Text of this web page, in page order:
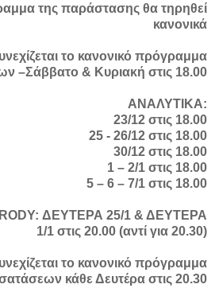
της παράστασης θα τηρηθεί
κανονικά
το κανονικό πρόγραμμα
–Σάββατο & Κυριακή στις 18.00
ΑΝΑΛΥΤΙΚΑ:
23/12 στις 18.00
25 - 26/12 στις 18.00
30/12 στις 18.00
1 – 2/1 στις 18.00
5 – 6 – 7/1 στις 18.00
ΔΕΥΤΕΡΑ 25/1 & ΔΕΥΤΕΡΑ
1/1 στις 20.00 (αντί για 20.30)
το κανονικό πρόγραμμα
κάθε Δευτέρα στις 20.30